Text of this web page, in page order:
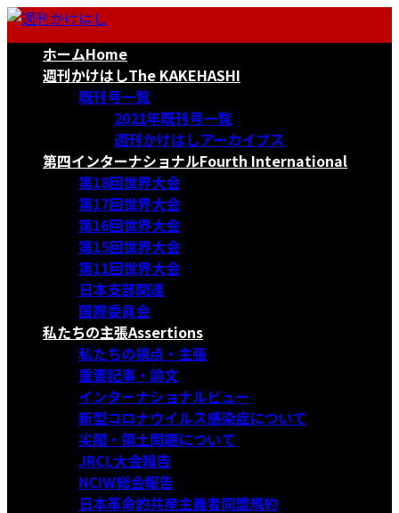
コ
ナ
ホームHome
週刊かけはしThe KAKEHASHI
既刊号一覧
2021年既刊号一覧
週刊かけはしアーカイブス
第四インターナショナルFourth International
第18回世界大会
第17回世界大会
第16回世界大会
第15回世界大会
第11回世界大会
日本支部関連
国際委員会
私たちの主張Assertions
私たちの視点・主張
重要記事・論文
インターナショナルビュー
新型コロナウイルス感染症について
尖閣・領土問題について
JRCL大会報告
NCIW総会報告
日本革命的共産主義者同盟規約